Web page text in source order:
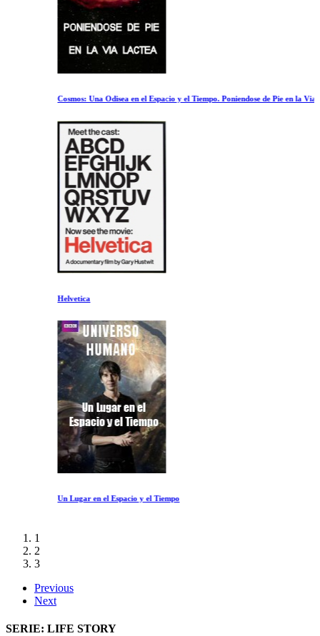
Cosmos: Una Odisea en el Espacio y el Tiempo. Poniendose de Pie en la Via Lactea
Helvetica
Un Lugar en el Espacio y el Tiempo
1
2
3
Previous
Next
SERIE: LIFE STORY